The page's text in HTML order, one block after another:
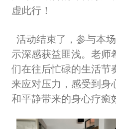
虚此行 ！
活动结束了，参与本
示深感获益匪浅。老师
们在往后忙碌的生活节
来应对压力，感受到身
和平静带来的身心疗癒